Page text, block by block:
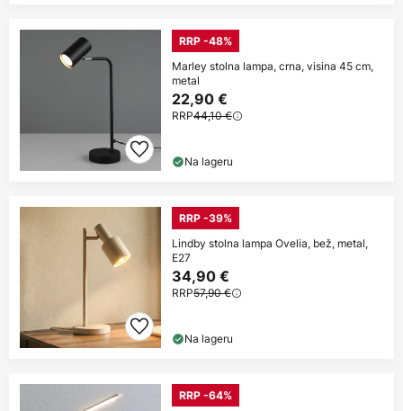
RRP -48%
Marley stolna lampa, crna, visina 45 cm,
metal
22,90 €
RRP44,10 €
Na lageru
RRP -39%
Lindby stolna lampa Ovelia, bež, metal,
E27
34,90 €
RRP57,90 €
Na lageru
RRP -64%